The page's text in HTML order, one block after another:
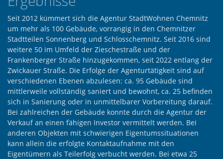
Seit 2012 kümmert sich die Agentur StadtWohnen Chemnitz
um mehr als 100 Gebäude, vorrangig in den Chemnitzer
Stadtteilen Sonnenberg und Schlosschemnitz. Seit 2016 sind
weitere 50 im Umfeld der Zieschestraße und der
Frankenberger Straße hinzugekommen, seit 2022 entlang der
Zwickauer Straße. Die Erfolge der Agenturtätigkeit sind auf
verschiedenen Ebenen abzulesen: ca. 95 Gebäude sind
mittlerweile vollständig saniert und bewohnt, ca. 25 befinden
sich in Sanierung oder in unmittelbarer Vorbereitung darauf.
Bei zahlreichen der Gebäude konnte durch die Agentur der
Verkauf an einen fähigen Investor vermittelt werden. Bei
anderen Objekten mit schwierigen Eigentumssituationen
kann allein die erfolgte Kontaktaufnahme mit den
Eigentümern als Teilerfolg verbucht werden. Bei etwa 25